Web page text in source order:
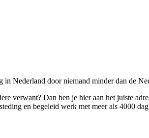
Nederland door niemand minder dan de
verwant? Dan ben je hier aan het juiste
en begeleid werk met meer als 4000